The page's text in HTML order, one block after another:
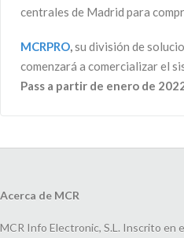
centrales de Madrid para
MCRPRO,su división de
comenzará a comercializar el
Pass a partir de enero de
Acerca de MCR
MCR Info Electronic, S.L. Inscrito en